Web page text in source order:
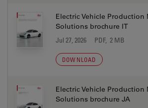
Electric Vehicle Production
Solutions brochure IT
Jul 27, 2026 PDF, 2 MB
DOWNLOAD
Electric Vehicle Production
Solutions brochure JA